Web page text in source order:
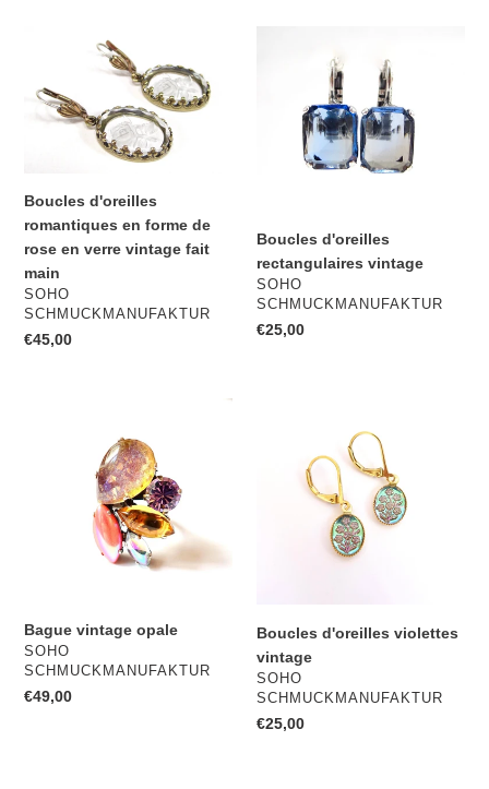
romantiques
en
verre
vintage
fait
main
Boucles d'oreilles
romantiques en forme de
rose en verre vintage fait
main
DISTRIBUTEUR
SOHO
SCHMUCKMANUFAKTUR
Prix
€45,00
rectangulaires
vintage
Boucles d'oreilles
rectangulaires vintage
DISTRIBUTEUR
SOHO
SCHMUCKMANUFAKTUR
Prix
€25,00
Bague vintage opale
DISTRIBUTEUR
SOHO
SCHMUCKMANUFAKTUR
Prix
€49,00
violettes
vintage
Boucles d'oreilles violettes
vintage
DISTRIBUTEUR
SOHO
SCHMUCKMANUFAKTUR
Prix
€25,00